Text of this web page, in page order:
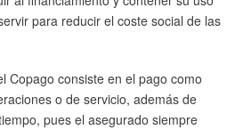
para reducir el coste social de las
Copago consiste en el pago como
o de servicio, además de
pues el asegurado siempre